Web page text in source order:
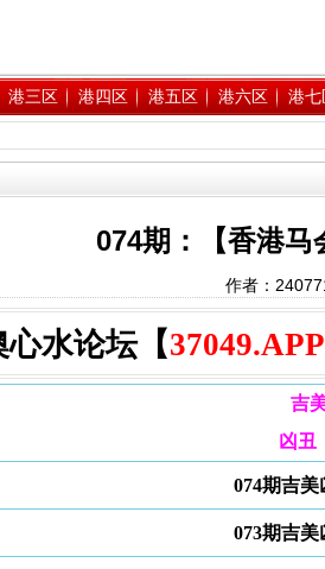
港三区 港四区 港五区 港六区 港七
074期：【香港
作者：
水论坛【37049.APP
吉
凶丑
074期吉美
073期吉美